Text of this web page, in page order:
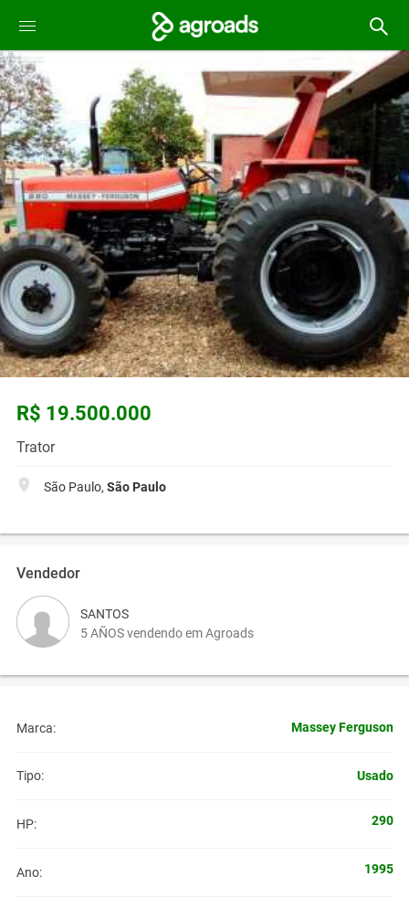
R$ 19.500.000
Trator
São Paulo, São Paulo
Vendedor
SANTOS
5 AÑOS vendendo em Agroads
Marca: Massey Ferguson
Tipo: Usado
HP: 290
Ano: 1995